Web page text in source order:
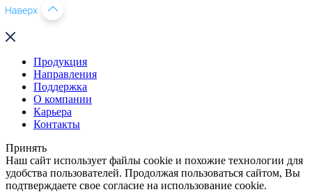
Продукция
Направления
Поддержка
О компании
Карьера
Контакты
Принять
Наш сайт использует файлы cookie и похожие технологии для
удобства пользователей. Продолжая пользоваться сайтом, Вы
подтверждаете свое согласие на использование cookie.